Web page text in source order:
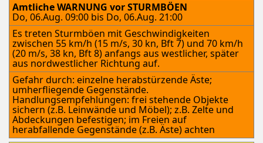
Amtliche WARNUNG vor STURMBÖEN
Do, 06.Aug. 09:00 bis Do, 06.Aug. 21:00
Es treten Sturmböen mit Geschwindigkeiten
zwischen 55 km/h (15 m/s, 30 kn, Bft 7) und 70 km/h
(20 m/s, 38 kn, Bft 8) anfangs aus westlicher, später
aus nordwestlicher Richtung auf.
Gefahr durch: einzelne herabstürzende Äste;
umherfliegende Gegenstände.
Handlungsempfehlungen: frei stehende Objekte
sichern (z.B. Leinwände und Möbel); z.B. Zelte und
Abdeckungen befestigen; im Freien auf
herabfallende Gegenstände (z.B. Äste) achten